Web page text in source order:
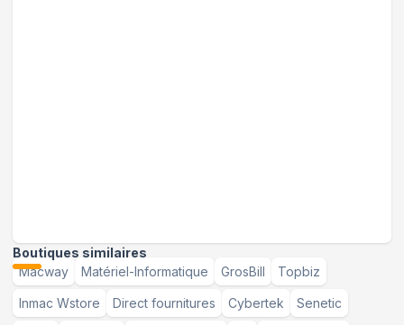
Boutiques similaires
Macway
Matériel-Informatique GrosBill Topbiz
Inmac Wstore Direct fournitures Cybertek Senetic